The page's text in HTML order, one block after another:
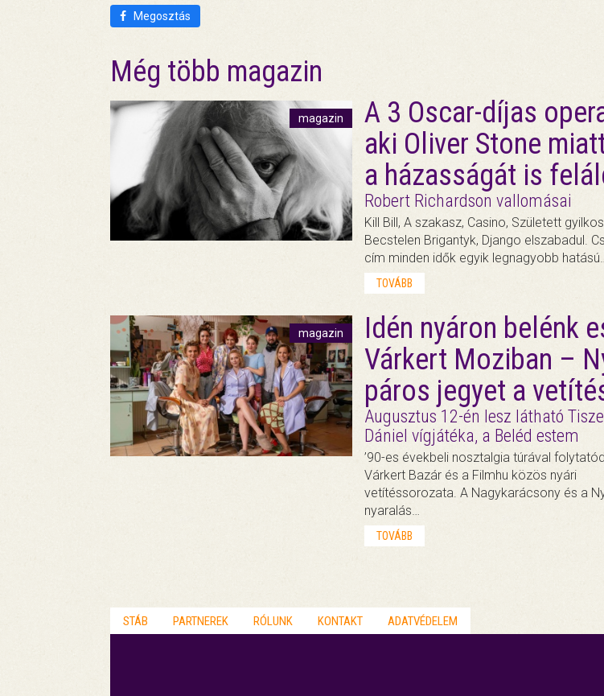
Megosztás
Még több magazin
magazin
A 3 Oscar-díjas
aki Oliver Stone
a házasságát is
Robert Richardson vallomásai
Kill Bill, A szakasz, Casino, Született
Becstelen Brigantyk, Django elszabadul.
cím minden idők egyik legnagyobb
TOVÁBB
magazin
Idén nyáron belénk
Várkert Moziban –
páros jegyet a
Augusztus 12-én lesz látható
Dániel vígjátéka, a Beléd estem
’90-es évekbeli nosztalgia túrával
Várkert Bazár és a Filmhu közös nyári
vetítéssorozata. A Nagykarácsony és a
nyaralás…
TOVÁBB
STÁB PARTNEREK RÓLUNK KONTAKT ADATVÉDELEM